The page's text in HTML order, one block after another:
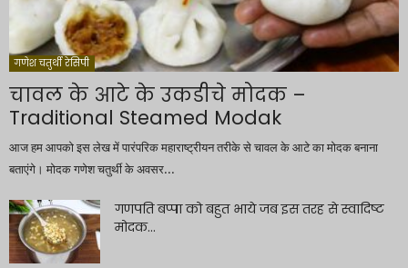
गणेश चतुर्थी रेसिपी
चावल के आटे के उकडीचे मोदक –
Traditional Steamed Modak
आज हम आपको इस लेख में पारंपरिक महाराष्ट्रीयन तरीके से चावल के आटे का मोदक बनाना
बताएंगे। मोदक गणेश चतुर्थी के अवसर...
गणपति बप्पा को बहुत भाये जब इस तरह से स्वादिष्ट
मोदक...